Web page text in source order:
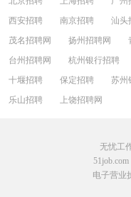
西安招聘
南京招聘 汕头
茂名招聘网
扬州招聘网
台州招聘网
杭州银行招聘
十堰招聘
保定招聘 苏州
乐山招聘
上饶招聘网
无忧工
51job.com
电子营业